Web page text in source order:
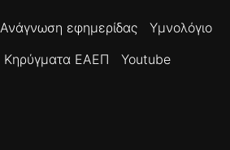
Ανάγνωση εφημερίδας
Υμνολόγιο
Κηρύγματα ΕΑΕΠ
Youtube